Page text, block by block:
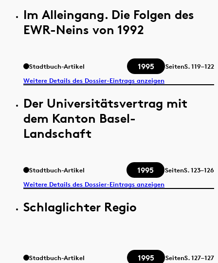
Im Alleingang. Die Folgen des
EWR-Neins von 1992
Stadtbuch-Artikel 1995 SeitenS.119–122
Weitere Details des Dossier-Eintrags anzeigen
Der Universitätsvertrag mit
dem Kanton Basel-
Landschaft
Stadtbuch-Artikel 1995 SeitenS.123–126
Weitere Details des Dossier-Eintrags anzeigen
Schlaglichter Regio
Stadtbuch-Artikel 1995 SeitenS.127–127